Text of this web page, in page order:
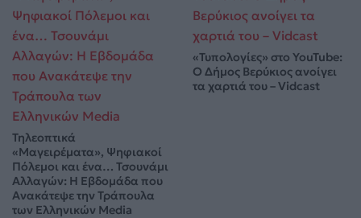
Τηλεοπτικά
«Μαγειρέματα», Ψηφιακοί
Πόλεμοι και ένα… Τσουνάμι
Αλλαγών: Η Εβδομάδα που
Ανακάτεψε την Τράπουλα
των Ελληνικών Media
«Τυπολογίες» στο YouTube:
Ο Δήμος Βερύκιος ανοίγει
τα χαρτιά του – Vidcast